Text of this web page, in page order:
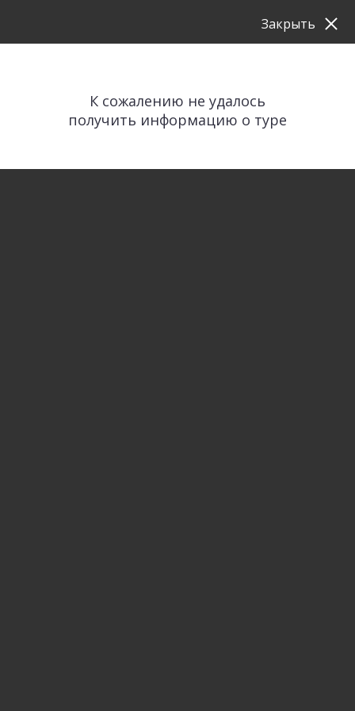
К сожалению не удалось
получить информацию о туре
Закрыть